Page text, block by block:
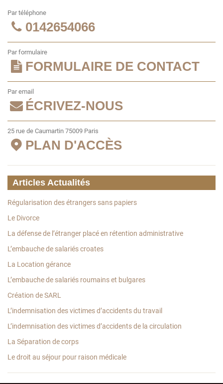
Par téléphone
0142654066
Par formulaire
FORMULAIRE DE CONTACT
Par email
ÉCRIVEZ-NOUS
25 rue de Caumartin 75009 Paris
PLAN D'ACCÈS
Articles Actualités
Régularisation des étrangers sans papiers
Le Divorce
La défense de l’étranger placé en rétention administrative
L’embauche de salariés croates
La Location gérance
L’embauche de salariés roumains et bulgares
Création de SARL
L’indemnisation des victimes d’accidents du travail
L’indemnisation des victimes d’accidents de la circulation
La Séparation de corps
Le droit au séjour pour raison médicale